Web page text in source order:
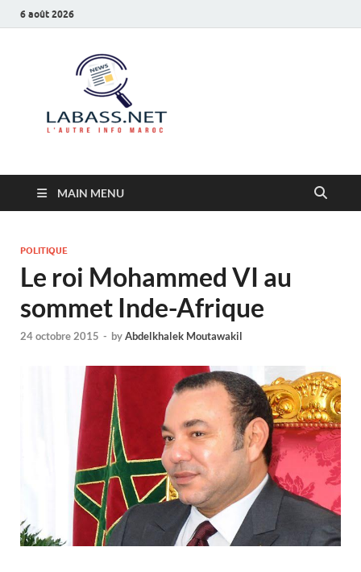
6 août 2026
MAIN MENU
POLITIQUE
Le roi Mohammed VI au
sommet Inde-Afrique
24 octobre 2015 - byAbdelkhalek Moutawakil